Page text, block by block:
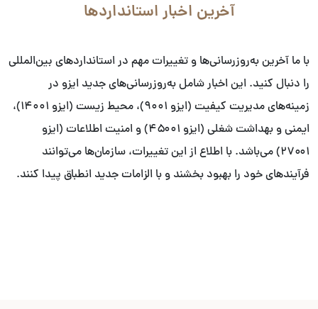
آخرین اخبار استانداردها
با ما آخرین به‌روزرسانی‌ها و تغییرات مهم در استانداردهای بین‌المللی
را دنبال کنید. این اخبار شامل به‌روزرسانی‌های جدید ایزو در
زمینه‌های مدیریت کیفیت (ایزو ۹۰۰۱)، محیط زیست (ایزو ۱۴۰۰۱)،
ایمنی و بهداشت شغلی (ایزو ۴۵۰۰۱) و امنیت اطلاعات (ایزو
۲۷۰۰۱) می‌باشد. با اطلاع از این تغییرات، سازمان‌ها می‌توانند
فرآیندهای خود را بهبود بخشند و با الزامات جدید انطباق پیدا کنند.